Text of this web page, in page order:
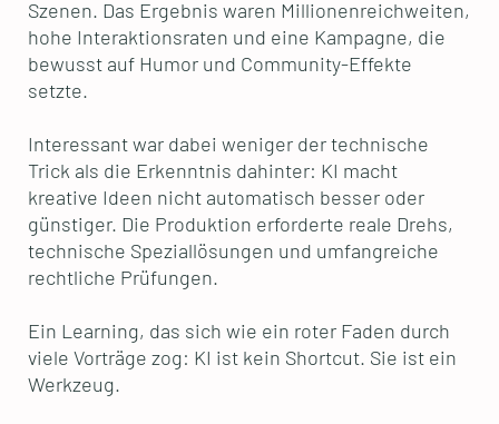
Szenen. Das Ergebnis waren Millionenreichweiten,
hohe Interaktionsraten und eine Kampagne, die
bewusst auf Humor und Community-Effekte
setzte.
Interessant war dabei weniger der technische
Trick als die Erkenntnis dahinter: KI macht
kreative Ideen nicht automatisch besser oder
günstiger. Die Produktion erforderte reale Drehs,
technische Speziallösungen und umfangreiche
rechtliche Prüfungen.
Ein Learning, das sich wie ein roter Faden durch
viele Vorträge zog: KI ist kein Shortcut. Sie ist ein
Werkzeug.